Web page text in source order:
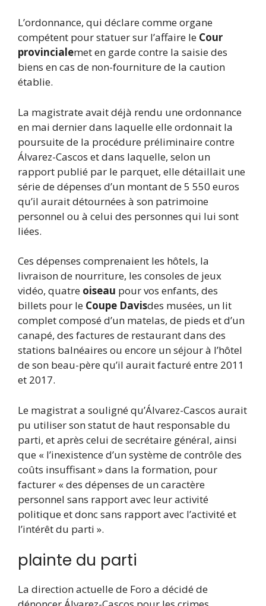
L’ordonnance, qui déclare comme organe
compétent pour statuer sur l’affaire le Cour
provincialemet en garde contre la saisie des
biens en cas de non-fourniture de la caution
établie.
La magistrate avait déjà rendu une ordonnance
en mai dernier dans laquelle elle ordonnait la
poursuite de la procédure préliminaire contre
Álvarez-Cascos et dans laquelle, selon un
rapport publié par le parquet, elle détaillait une
série de dépenses d’un montant de 5 550 euros
qu’il aurait détournées à son patrimoine
personnel ou à celui des personnes qui lui sont
liées.
Ces dépenses comprenaient les hôtels, la
livraison de nourriture, les consoles de jeux
vidéo, quatre oiseau pour vos enfants, des
billets pour le Coupe Davisdes musées, un lit
complet composé d’un matelas, de pieds et d’un
canapé, des factures de restaurant dans des
stations balnéaires ou encore un séjour à l’hôtel
de son beau-père qu’il aurait facturé entre 2011
et 2017.
Le magistrat a souligné qu’Álvarez-Cascos aurait
pu utiliser son statut de haut responsable du
parti, et après celui de secrétaire général, ainsi
que « l’inexistence d’un système de contrôle des
coûts insuffisant » dans la formation, pour
facturer « des dépenses de un caractère
personnel sans rapport avec leur activité
politique et donc sans rapport avec l’activité et
l’intérêt du parti ».
plainte du parti
La direction actuelle de Foro a décidé de